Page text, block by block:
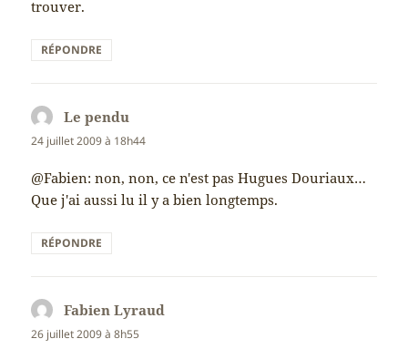
trouver.
RÉPONDRE
Le pendu
24 juillet 2009 à 18h44
@Fabien: non, non, ce n'est pas Hugues Douriaux…
Que j'ai aussi lu il y a bien longtemps.
RÉPONDRE
Fabien Lyraud
26 juillet 2009 à 8h55